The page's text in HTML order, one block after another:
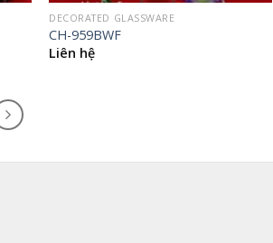
DECORATED GLASSWARE
CH-959BWF
Liên hệ